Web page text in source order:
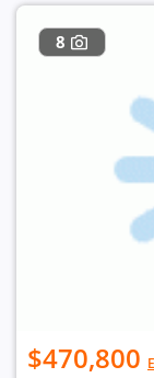
8
$470,800